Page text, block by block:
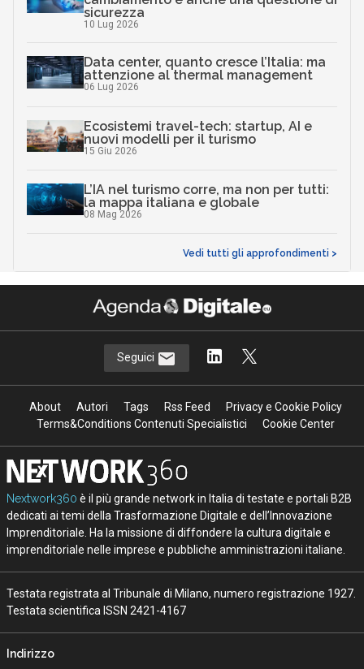
sicurezza
10 Lug 2026
Data center, quanto cresce l’Italia: ma
attenzione al thermal management
06 Lug 2026
Ecosistemi travel-tech: startup, AI e
nuovi modelli per il turismo
15 Giu 2026
L’IA nel turismo corre, ma non per tutti:
la mappa italiana e globale
08 Mag 2026
Vedi tutti gli approfondimenti >
Seguici
About Autori Tags Rss Feed
Privacy e Cookie Policy
Terms&Conditions Contenuti Specialistici
Cookie Center
Nextwork360 è il più grande network in Italia di testate e portali B2B
dedicati ai temi della Trasformazione Digitale e dell’Innovazione
Imprenditoriale. Ha la missione di diffondere la cultura digitale e
imprenditoriale nelle imprese e pubbliche amministrazioni italiane.
Testata registrata al Tribunale di Milano, numero registrazione 1927.
Testata scientifica ISSN 2421-4167
Indirizzo